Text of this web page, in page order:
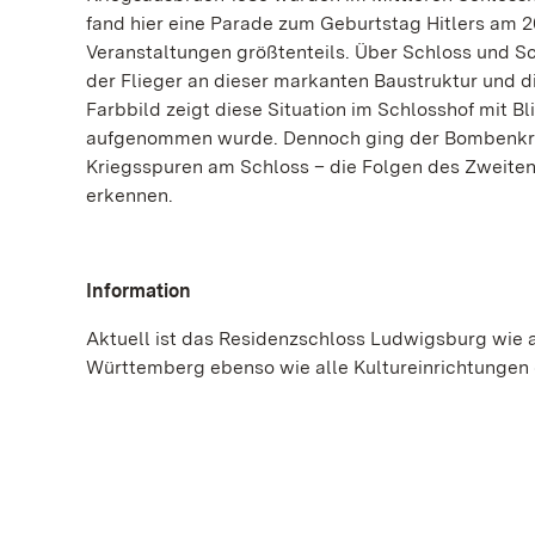
fand hier eine Parade zum Geburtstag Hitlers am
Veranstaltungen größtenteils. Über Schloss und
der Flieger an dieser markanten Baustruktur und
Farbbild zeigt diese Situation im Schlosshof mit
aufgenommen wurde. Dennoch ging der
Kriegsspuren am Schloss – die Folgen des
erkennen.
Information
Aktuell ist das Residenzschloss Ludwigsburg wie
Württemberg ebenso wie alle Kultureinrichtungen